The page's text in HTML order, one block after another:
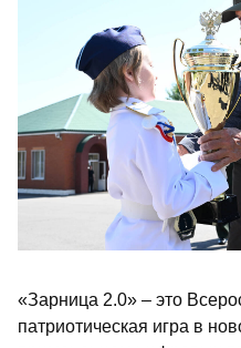
«Зарница 2.0» – это
патриотическая игра в